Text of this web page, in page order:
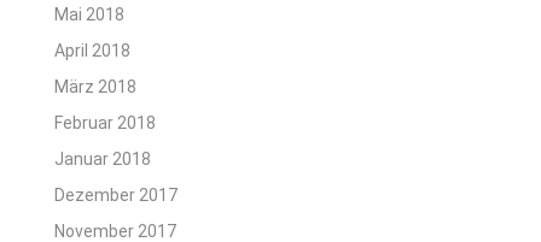
Mai 2018
April 2018
März 2018
Februar 2018
Januar 2018
Dezember 2017
November 2017